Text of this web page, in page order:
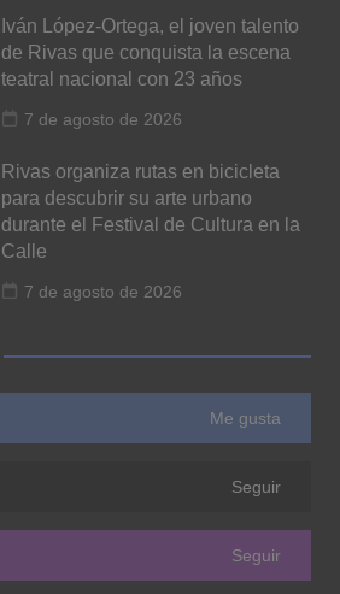
Iván López-Ortega, el joven talento
de Rivas que conquista la escena
teatral nacional con 23 años
7 de agosto de 2026
Rivas organiza rutas en bicicleta
para descubrir su arte urbano
durante el Festival de Cultura en la
Calle
7 de agosto de 2026
Me gusta
Seguir
Seguir